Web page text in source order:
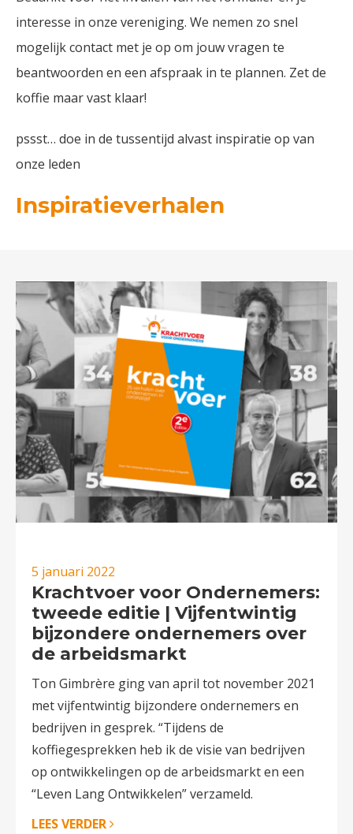
interesse in onze vereniging. We nemen zo snel
mogelijk contact met je op om jouw vragen te
beantwoorden en een afspraak in te plannen. Zet de
koffie maar vast klaar!
pssst… doe in de tussentijd alvast inspiratie op van
onze leden
Inspiratieverhalen
5 januari 2022
Krachtvoer voor Ondernemers:
tweede editie | Vijfentwintig
bijzondere ondernemers over
de arbeidsmarkt
Ton Gimbrère ging van april tot november 2021
met vijfentwintig bijzondere ondernemers en
bedrijven in gesprek. “Tijdens de
koffiegesprekken heb ik de visie van bedrijven
op ontwikkelingen op de arbeidsmarkt en een
“Leven Lang Ontwikkelen” verzameld.
LEES VERDER